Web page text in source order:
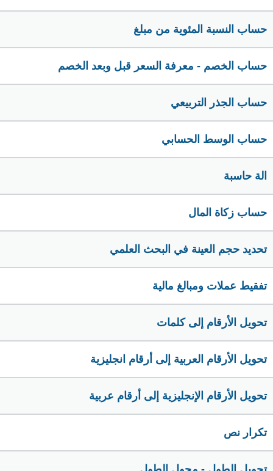
حساب النسبة المئوية من مبلغ
حساب الخصم - معرفة السعر قبل وبعد الخصم
حساب الجذر التربيعي
حساب الوسط الحسابي
الة حاسبة
حساب زكاة المال
تحديد حجم العينة في البحث العلمي
تفقيط عملات ومبالغ مالية
تحويل الأرقام إلى كلمات
تحويل الأرقام العربية إلى أرقام انجليزية
تحويل الأرقام الإنجليزية إلى أرقام عربية
تكرار نص